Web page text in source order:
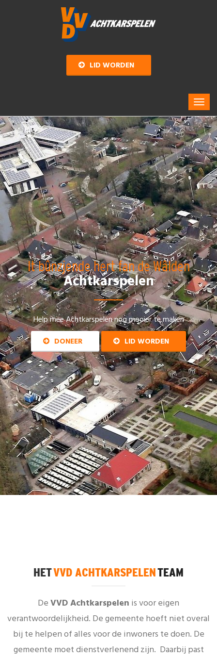
LID WORDEN
It bûnzjende hert fan de Wâlden
Achtkarspelen
Help mee Achtkarspelen nog mooier te maken
DONEER LID WORDEN
HETVVD ACHTKARSPELENTEAM
DeVVD Achtkarspelen is voor eigen
verantwoordelijkheid. De gemeente hoeft niet overal
bij te helpen of alles voor de inwoners te doen. De
gemeente moet dienstverlenend zijn. Daarbij past